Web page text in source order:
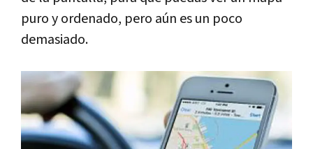
puro y ordenado, pero aún es un poco
demasiado.